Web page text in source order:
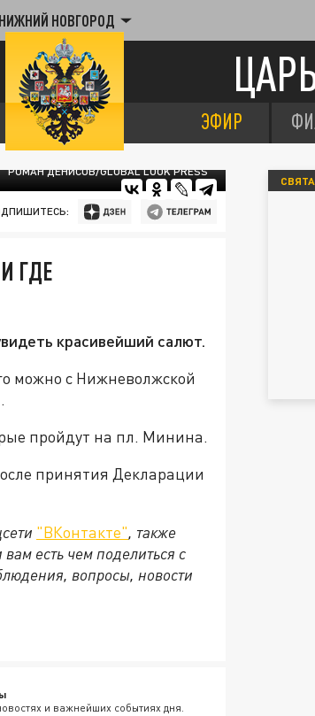
НИЖНИЙ НОВГОРОД
ЭФИР
РОМАН ДЕНИСОВ/GLOBAL LOOK PRESS
ГДЕ
красивейший салют.
можно с Нижневолжской
пройдут на пл. Минина.
принятия Декларации
"ВКонтакте", также
вам есть чем поделиться с
вопросы, новости
и важнейших событиях дня.